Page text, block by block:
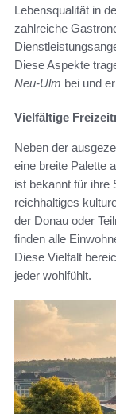
Lebensqualität in
zahlreiche
Diese Aspekte
Neu-Ulm bei und
Vielfältige
Neben der
eine breite Palette
ist bekannt für ihre
reichhaltiges
der Donau oder
finden alle
Diese Vielfalt
jeder wohlfühlt.